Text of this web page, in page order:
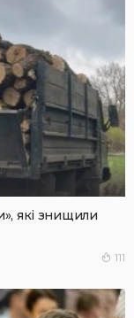
які знищили
111